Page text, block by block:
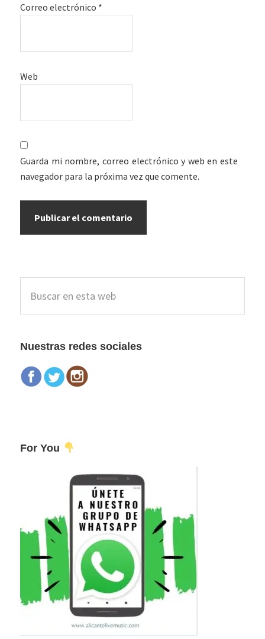
Correo electrónico *
Web
Guarda mi nombre, correo electrónico y web en este
navegador para la próxima vez que comente.
Barra
lateral
esta
Nuestras redes sociales
For You